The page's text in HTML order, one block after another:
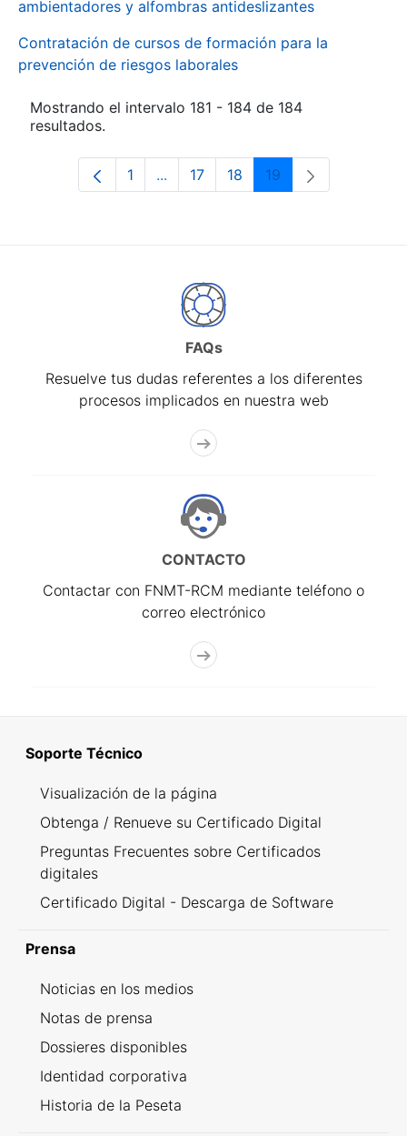
ambientadores y alfombras antideslizantes
Contratación de cursos de formación para la
prevención de riesgos laborales
Mostrando el intervalo 181 - 184 de 184
resultados.
Página
1 ...Páginas intermedias Use TAB para
Página
17 Página
18 Página
19
FAQs
Resuelve tus dudas referentes a los diferentes
procesos implicados en nuestra web
CONTACTO
Contactar con FNMT-RCM mediante teléfono o
correo electrónico
Soporte Técnico
Visualización de la página
Obtenga / Renueve su Certificado Digital
Preguntas Frecuentes sobre Certificados
digitales
Certificado Digital - Descarga de Software
Prensa
Noticias en los medios
Notas de prensa
Dossieres disponibles
Identidad corporativa
Historia de la Peseta